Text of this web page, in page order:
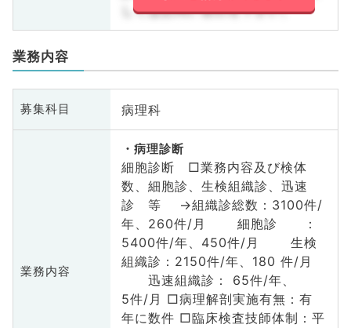
しくはお問い合わせ下さい。
業務内容
募集科目 病理科
業務内容
病理診断
細胞診断 □業務内容及び検体
数、細胞診、生検組織診、迅速
診 等 →組織診総数：3100件/
年、260件/月 細胞診 ：
5400件/年、450件/月 生検
組織診：2150件/年、180 件/月
迅速組織診： 65件/年、
5件/月 □病理解剖実施有無：有
年に数件 □臨床検査技師体制：平